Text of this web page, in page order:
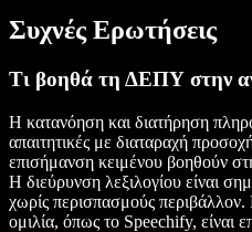
Συχνές Ερωτήσεις
Τι βοηθά τη ΔΕΠΥ στην
Η κατανόηση και διατήρηση
απαιτητικές με διαταραχή
επισήμανση κειμένου βοηθούν
Η διεύρυνση λεξιλογίου είναι
χωρίς περισπασμούς
ομιλία, όπως το Speechify, είναι